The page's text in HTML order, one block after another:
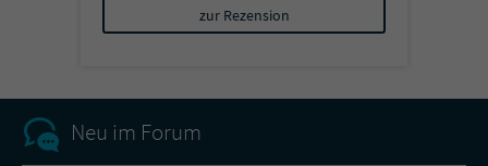
zur Rezension
Neu im Forum